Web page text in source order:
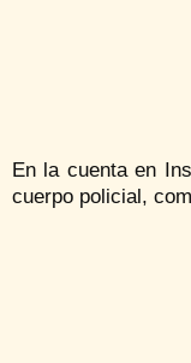
En la cuenta en
cuerpo policial,